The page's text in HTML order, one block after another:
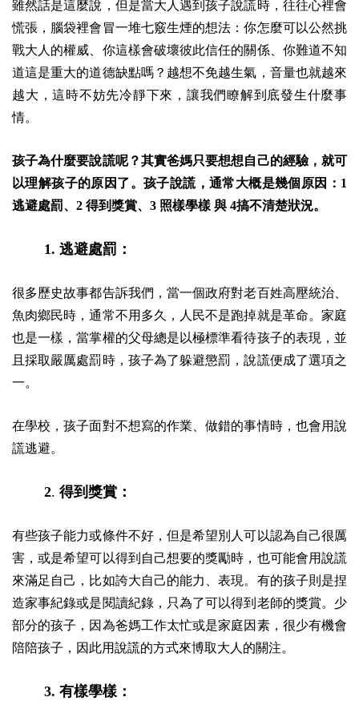
雖然話是這麼說，但是當大人遇到孩子說謊時，往往心裡會
慌張，腦袋裡會冒一堆七竅生煙的想法：你怎麼可以公然挑
戰大人的權威、你這樣會破壞彼此信任的關係、你難道不知
道這是重大的道德缺點嗎？越想不免越生氣，音量也就越來
越大，這時不妨先冷靜下來，讓我們瞭解到底發生什麼事
情。
孩子為什麼要說謊呢？其實爸媽只要想想自己的經驗，就可
以理解孩子的原因了。孩子說謊，通常大概是幾個原因：1
逃避處罰、2 得到獎賞、3 照樣學樣 與 4搞不清楚狀況。
1. 逃避處罰：
很多歷史故事都告訴我們，當一個政府對老百姓高壓統治、
魚肉鄉民時，通常不用多久，人民不是跑掉就是革命。家庭
也是一樣，當掌權的父母總是以極標準看待孩子的表現，並
且採取嚴厲處罰時，孩子為了躲避懲罰，說謊便成了選項之
一。
在學校，孩子面對不想寫的作業、做錯的事情時，也會用說
謊逃避。
2. 得到獎賞：
有些孩子能力或條件不好，但是希望別人可以認為自己很厲
害，或是希望可以得到自己想要的獎勵時，也可能會用說謊
來滿足自己，比如誇大自己的能力、表現。有的孩子則是捏
造家事紀錄或是閱讀紀錄，只為了可以得到老師的獎賞。少
部分的孩子，因為爸媽工作太忙或是家庭因素，很少有機會
陪陪孩子，因此用說謊的方式來博取大人的關注。
3. 有樣學樣：